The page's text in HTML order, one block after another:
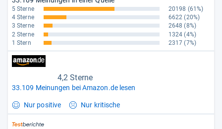
5 Sterne 20198 (61%)
4 Sterne
6622 (20%)
3 Sterne
2648 (8%)
2 Sterne
1324 (4%)
1 Stern
2317 (7%)
4,2 Sterne
33.109 Meinungen bei Amazon.de lesen
Nur positive Nur kritische